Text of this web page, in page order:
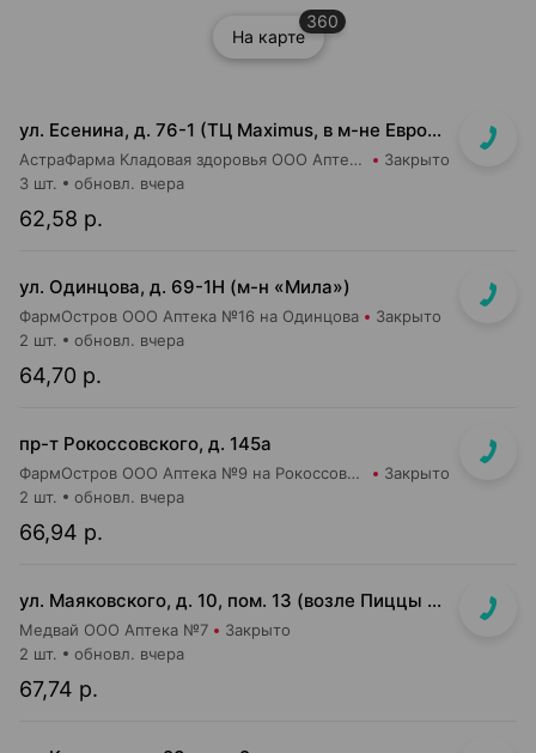
На карте
360
ул. Есенина, д. 76-1 (ТЦ Maximus, в м-не Евроопт Super)
АстраФарма Кладовая здоровья ООО Аптека №9 Закрыто
62,58 р.
3 шт. обновл. вчера
ул. Одинцова, д. 69-1Н (м-н «Мила»)
ФармОстров ООО Аптека №16 на Одинцова Закрыто
64,70 р.
2 шт. обновл. вчера
пр-т Рокоссовского, д. 145а
ФармОстров ООО Аптека №9 на Рокоссовского Закрыто
66,94 р.
2 шт. обновл. вчера
ул. Маяковского, д. 10, пом. 13 (возле Пиццы Мании)
Медвай ООО Аптека №7 Закрыто
67,74 р.
2 шт. обновл. вчера